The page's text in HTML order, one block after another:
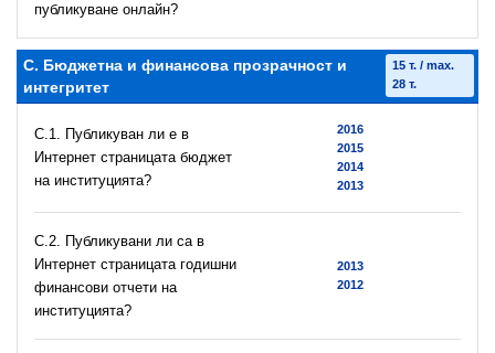
публикуване онлайн?
C. Бюджетна и финансова прозрачност и
интегритет
15 т. / max.
28 т.
C.1. Публикуван ли е в
Интернет страницата бюджет
на институцията?
2016
2015
2014
2013
C.2. Публикувани ли са в
Интернет страницата годишни
финансови отчети на
институцията?
2013
2012